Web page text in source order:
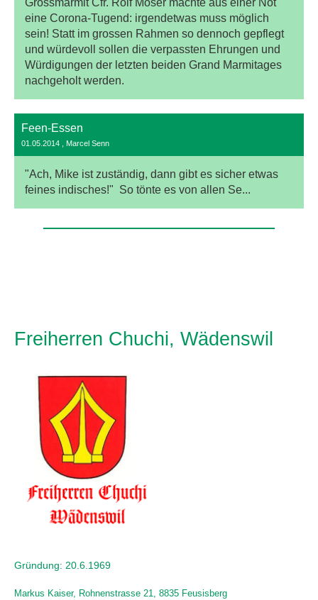
Grossmarmit Cfr. Rolf Moser machte aus einer Not
eine Corona-Tugend: irgendetwas muss möglich
sein! Statt im grossen Rahmen so dennoch gepflegt
und würdevoll sollen die verpassten Ehrungen und
Würdigungen der letzten beiden Grand Marmitages
nachgeholt werden.
Feen-Essen
01.05.2014 , Marcel Senn
"Ach, Mike ist zuständig, dann gibt es sicher etwas
feines indisches!" So tönte es von allen Se...
Freiherren Chuchi, Wädenswil
Gründung: 20.6.1969
Markus Kaiser, Rohnenstrasse 21, 8835 Feusisberg